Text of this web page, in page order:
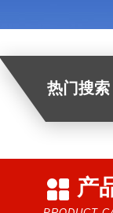
热门搜索
产